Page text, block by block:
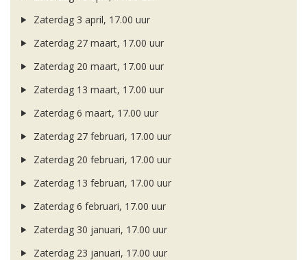
Zaterdag 3 april, 17.00 uur
Zaterdag 27 maart, 17.00 uur
Zaterdag 20 maart, 17.00 uur
Zaterdag 13 maart, 17.00 uur
Zaterdag 6 maart, 17.00 uur
Zaterdag 27 februari, 17.00 uur
Zaterdag 20 februari, 17.00 uur
Zaterdag 13 februari, 17.00 uur
Zaterdag 6 februari, 17.00 uur
Zaterdag 30 januari, 17.00 uur
Zaterdag 23 januari, 17.00 uur